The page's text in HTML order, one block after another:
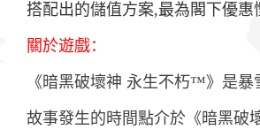
搭配出的儲值方案,最為閣下優惠
關於遊戲：
《暗黑破壞神 永生不朽™》是暴
故事發生的時間點介於《暗黑破